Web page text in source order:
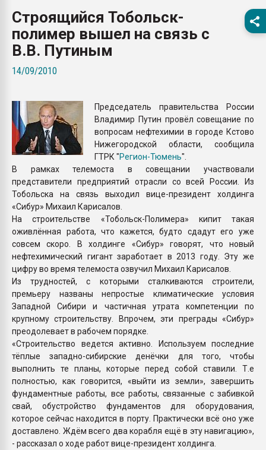
Материал
вакуумного
Строящийся Тобольск-
полимер вышел на связь с
В.В. Путиным
14/09/2010
Председатель правительства России
Владимир Путин провёл совещание по
вопросам нефтехимии в городе Кстово
Нижегородской области, сообщила
ГТРК "Регион-Тюмень".
В рамках телемоста в совещании участвовали
представители предприятий отрасли со всей России. Из
Тобольска на связь выходил вице-президент холдинга
«Сибур» Михаил Карисалов.
На строительстве «Тобольск-Полимера» кипит такая
оживлённая работа, что кажется, будто сдадут его уже
совсем скоро. В холдинге «Сибур» говорят, что новый
нефтехимический гигант заработает в 2013 году. Эту же
цифру во время телемоста озвучил Михаил Карисалов.
Из трудностей, с которыми сталкиваются строители,
премьеру названы непростые климатические условия
Западной Сибири и частичная утрата компетенции по
крупному строительству. Впрочем, эти преграды «Сибур»
преодолевает в рабочем порядке.
«Строительство ведется активно. Используем последние
тёплые западно-сибирские денёчки для того, чтобы
выполнить те планы, которые перед собой ставили. Т.е
полностью, как говорится, «выйти из земли», завершить
фундаментные работы, все работы, связанные с забивкой
свай, обустройство фундаментов для оборудования,
которое сейчас находится в порту. Практически всё оно уже
доставлено. Ждём всего два корабля ещё в эту навигацию»,
- рассказал о ходе работ вице-президент холдинга.